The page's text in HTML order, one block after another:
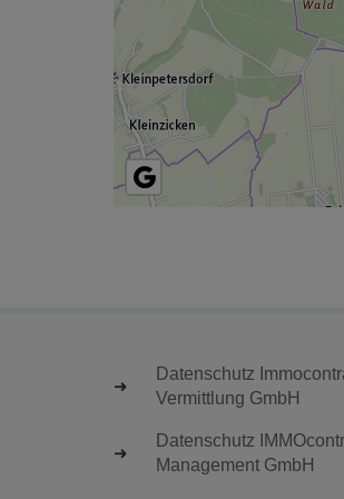
Datenschutz
Vermittlung GmbH
Datenschutz
Management GmbH